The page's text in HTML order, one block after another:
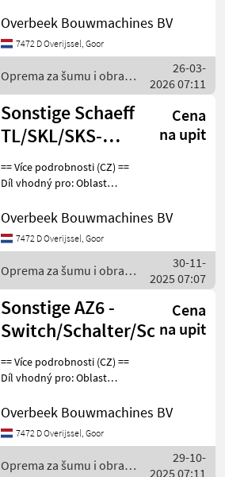
DPH/marže: Odpočet DPH
číslo: 3306731 == Weitere
Overbeek Bouwmachines BV
7472 D Overijssel, Goor
Oprema za šumu i obradu
drveta / Sonstige
26-03-
2026 07:11
Sonstige Schaeff
TL/SKL/SKS-
5110662040-
Display unit/
Cena
na upit
== Více podrobnosti (CZ) ==
Díl vhodný pro: Oblast
Sériové číslo: 5110662040
(DE) == Teil geeignet für:
Overbeek Bouwmachines BV
7472 D Overijssel, Goor
Oprema za šumu i obradu
drveta / Sonstige
30-11-
2025 07:07
Sonstige AZ6 -
Switch/Schalter/
Cena
na upit
== Více podrobnosti (CZ) ==
Díl vhodný pro: Oblast
DPH/marže: Odpočet DPH
Informationen (DE) == Teil
Overbeek Bouwmachines BV
7472 D Overijssel, Goor
Oprema za šumu i obradu
29-10-
2025 07:11